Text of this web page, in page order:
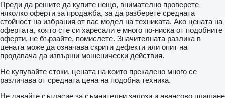
Преди да решите да купите нещо, внимателно проверете
няколко оферти за продажба, за да разберете средната
стойност на избрания от вас модел на техниката. Ако цената на
офертата, която сте си харесали е много по-ниска от подобните
оферти, не бързайте, помислете. Значителната разлика в
цената може да означава скрити дефекти или опит на
продавача да извърши мошенически действия.
Не купувайте стоки, цената на които прекалено много се
различава от средната цена на подобна техника.
Не давайте съгласие за съмнителни залози и авансово плащане